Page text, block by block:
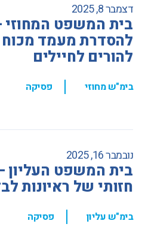
דצמבר 8, 2025
בית המשפט
להסדרת מעמד
להורים לחיילים
בימ"ש מחוזי , פסיקה
נובמבר 16, 2025
בית המשפט העליון
חזותי של ראיונות
בימ"ש עליון , פסיקה